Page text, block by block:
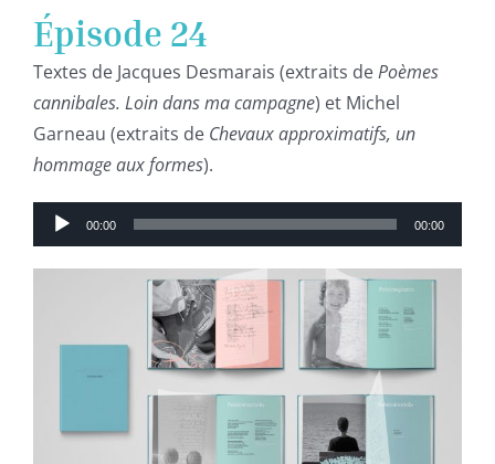
Épisode 24
Textes de Jacques Desmarais (extraits dePoèmes
cannibales. Loin dans ma campagne) et Michel
Garneau (extraits de Chevaux approximatifs, un
hommage aux formes).
Lecteur
audio
00:00 00:00